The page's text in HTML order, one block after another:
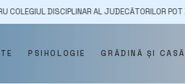
AL JUDECĂTORILOR POT DEPUNE
PSIHOLOGIE GRĂDINĂ ȘI CASĂ